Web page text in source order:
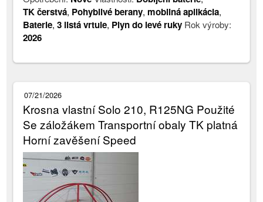
TK čerstvá, Pohyblivé berany, mobilná aplikácia,
Baterie,3 listá vrtule, Plyn do levé ruky Rok výroby:
2026
07/21/2026
Krosna vlastní Solo 210, R125NG Použité
Se záložákem Transportní obaly TK platná
Horní zavěšení Speed